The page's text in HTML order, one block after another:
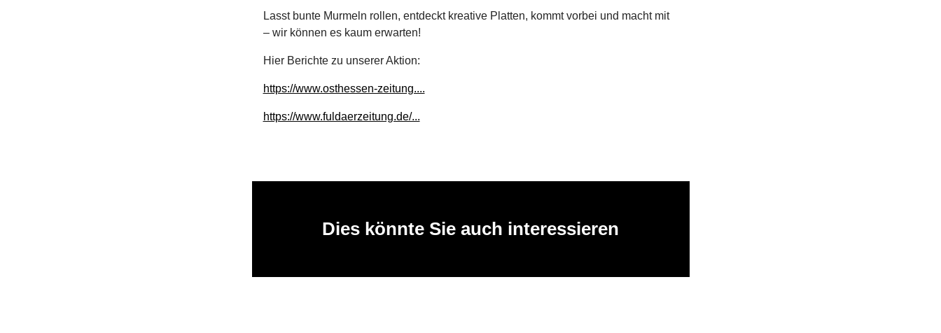
Lasst bunte Murmeln rollen, entdeckt kreative Platten, kommt vorbei und macht mit
– wir können es kaum erwarten!
Hier Berichte zu unserer Aktion:
https://www.osthessen-zeitung....
https://www.fuldaerzeitung.de/...
Dies könnte Sie auch interessieren